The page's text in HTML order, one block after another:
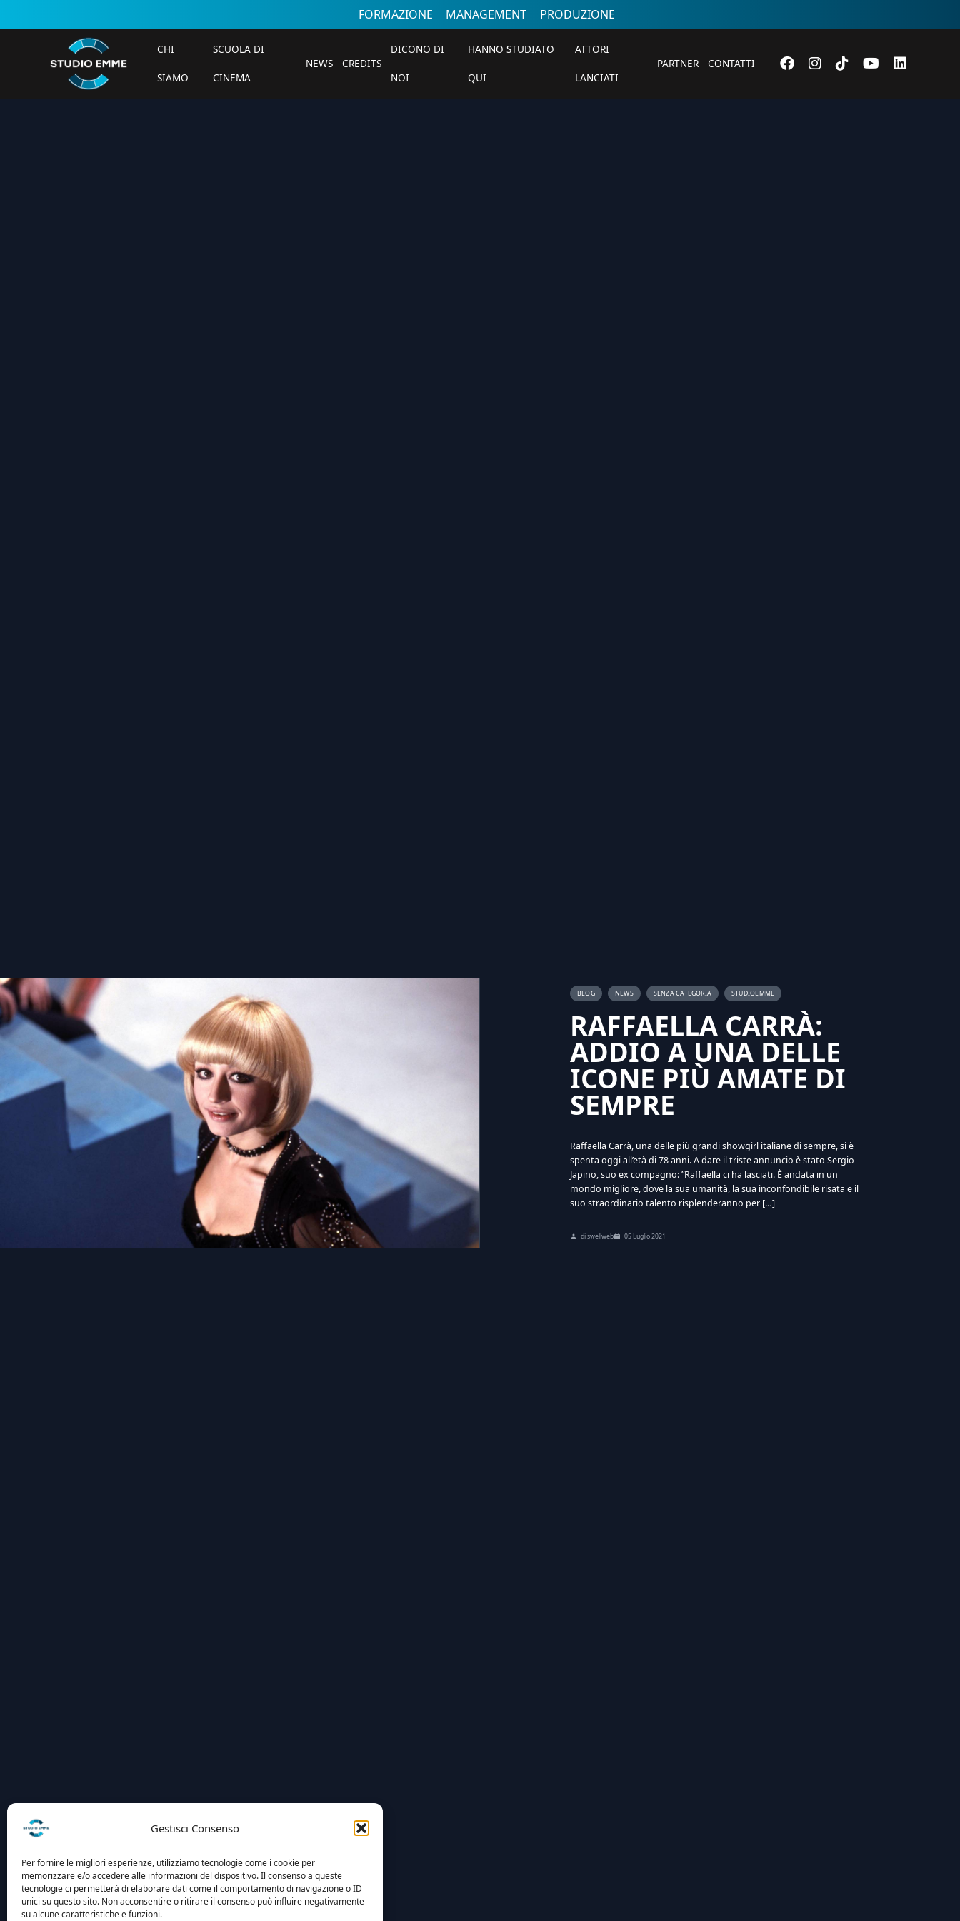
Gestisci Consenso
Per fornire le migliori esperienze, utilizziamo tecnologie come i cookie per
memorizzare e/o accedere alle informazioni del dispositivo. Il consenso a queste
tecnologie ci permetterà di elaborare dati come il comportamento di navigazione o ID
unici su questo sito. Non acconsentire o ritirare il consenso può influire negativamente
su alcune caratteristiche e funzioni.
FORMAZIONE MANAGEMENT PRODUZIONE
CHI
SIAMO
SCUOLA DI
CINEMA
NEWS CREDITS
DICONO DI
NOI
HANNO STUDIATO
QUI
ATTORI
LANCIATI
PARTNER CONTATTI
BLOG NEWS SENZA CATEGORIA STUDIOEMME
RAFFAELLA CARRÀ:
ADDIO A UNA DELLE
ICONE PIÙ AMATE DI
SEMPRE
Raffaella Carrà, una delle più grandi showgirl italiane di sempre, si è
spenta oggi all’età di 78 anni. A dare il triste annuncio è stato Sergio
Japino, suo ex compagno: ”Raffaella ci ha lasciati. È andata in un
mondo migliore, dove la sua umanità, la sua inconfondibile risata e il
suo straordinario talento risplenderanno per […]
di swellweb 05 Luglio 2021